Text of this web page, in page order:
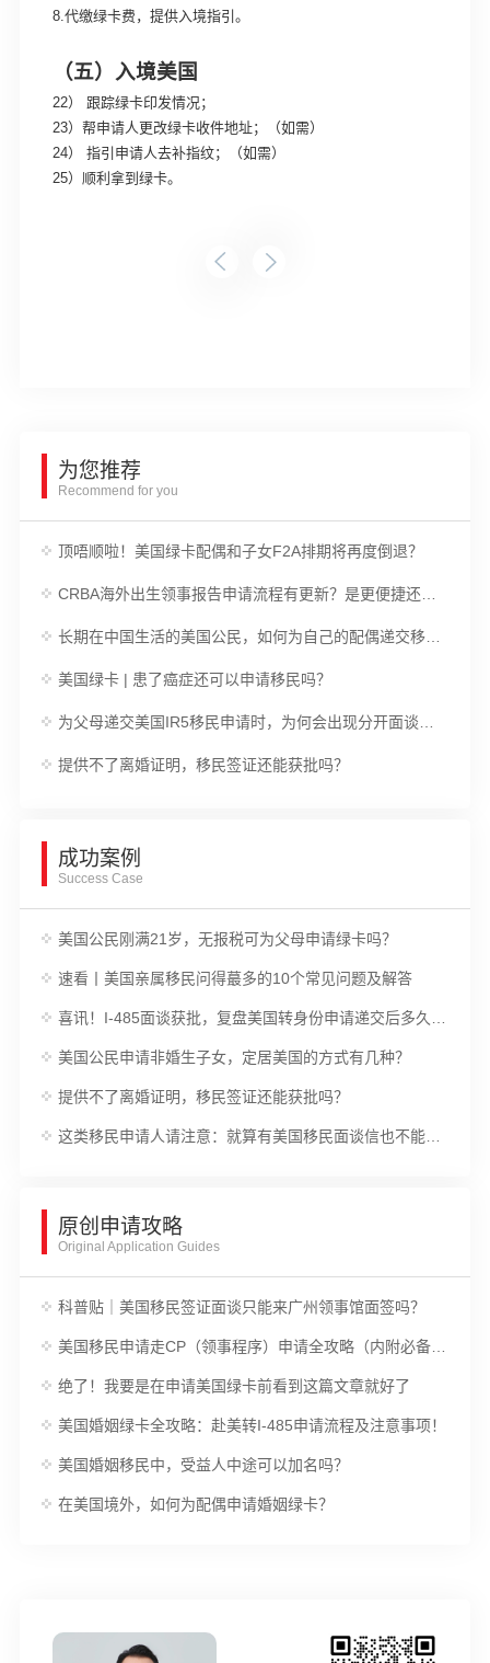
8.代缴绿卡费，提供入境指引。
（五）入境美国
22） 跟踪绿卡印发情况；
23）帮申请人更改绿卡收件地址；（如需）
24） 指引申请人去补指纹；（如需）
25）顺利拿到绿卡。
为您推荐
Recommend for you
顶唔顺啦！美国绿卡配偶和子女F2A排期将再度倒退？
长期在中国生活的美国公民，如何为自己的配偶递交移民申请？
美国绿卡 | 患了癌症还可以申请移民吗？
提供不了离婚证明，移民签证还能获批吗？
成功案例
Success Case
美国公民刚满21岁，无报税可为父母申请绿卡吗？
速看丨美国亲属移民问得蕞多的10个常见问题及解答
美国公民申请非婚生子女，定居美国的方式有几种？
提供不了离婚证明，移民签证还能获批吗？
这类移民申请人请注意：就算有美国移民面谈信也不能如期体检！
原创申请攻略
Original Application Guides
科普贴｜美国移民签证面谈只能来广州领事馆面签吗？
美国移民申请走CP（领事程序）申请全攻略（内附必备材料和审核时间）
绝了！我要是在申请美国绿卡前看到这篇文章就好了
美国婚姻绿卡全攻略：赴美转I-485申请流程及注意事项！
美国婚姻移民中，受益人中途可以加名吗？
在美国境外，如何为配偶申请婚姻绿卡？